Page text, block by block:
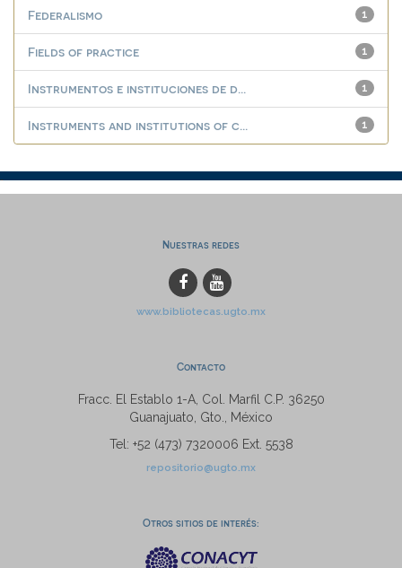
1
Federalismo
1
Fields of practice
1
Instrumentos e instituciones de d...
1
Instruments and institutions of c...
Nuestras redes
www.bibliotecas.ugto.mx
Contacto
Fracc. El Establo 1-A, Col. Marfil C.P. 36250
Guanajuato, Gto., México
Tel: +52 (473) 7320006 Ext. 5538
repositorio@ugto.mx
Otros sitios de interés: